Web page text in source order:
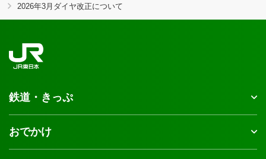
2026年3月ダイヤ改正について
鉄道・きっぷ
おでかけ